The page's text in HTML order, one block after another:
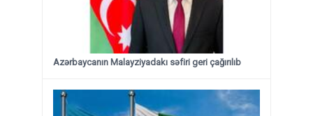
Azərbaycanın Malayziyadakı səfiri geri çağırılıb